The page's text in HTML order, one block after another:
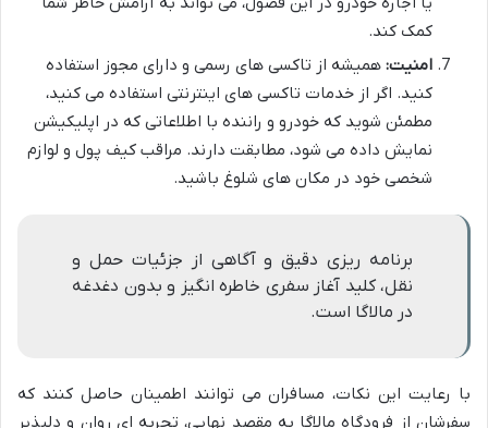
کمک کند.
امنیت: همیشه از تاکسی های رسمی و دارای مجوز استفاده
کنید. اگر از خدمات تاکسی های اینترنتی استفاده می کنید،
مطمئن شوید که خودرو و راننده با اطلاعاتی که در اپلیکیشن
نمایش داده می شود، مطابقت دارند. مراقب کیف پول و لوازم
شخصی خود در مکان های شلوغ باشید.
برنامه ریزی دقیق و آگاهی از جزئیات حمل و
نقل، کلید آغاز سفری خاطره انگیز و بدون دغدغه
در مالاگا است.
با رعایت این نکات، مسافران می توانند اطمینان حاصل کنند که
سفرشان از فرودگاه مالاگا به مقصد نهایی، تجربه ای روان و دلپذیر